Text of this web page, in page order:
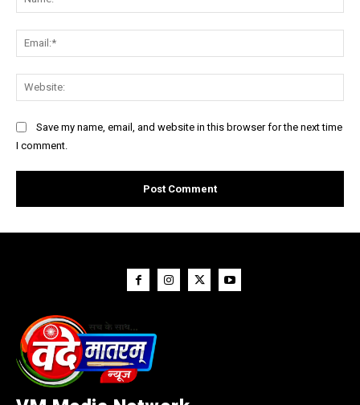
Save my name, email, and website in this browser for the next time
I comment.